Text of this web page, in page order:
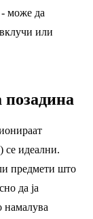
може да
или
позадина
се идеални.
предмети што
да ја
намалува